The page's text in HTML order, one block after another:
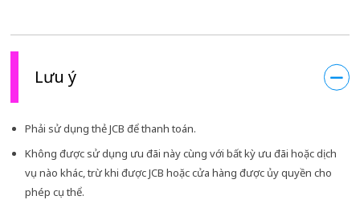
Lưu ý
Phải sử dụng thẻ JCB để thanh toán.
Không được sử dụng ưu đãi này cùng với bất kỳ ưu đãi hoặc dịch
vụ nào khác, trừ khi được JCB hoặc cửa hàng được ủy quyền cho
phép cụ thể.